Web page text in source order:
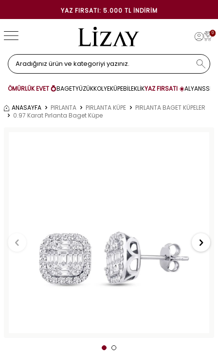
YAZ FIRSATI: 5.000 TL İNDIRIM
0
ÖMÜRLÜK EVET 💍BAGETYÜZÜKKOLYEKÜPEBİLEKLİKYAZ FIRSATI ☀️ALYANS
ANASAYFA PIRLANTA PIRLANTA KÜPE
PIRLANTA BAGET KÜPELER
0.97 Karat Pırlanta Baget Küpe